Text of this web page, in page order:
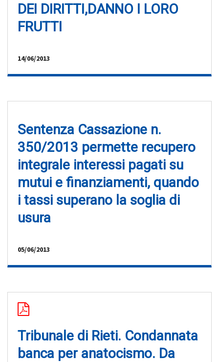
DEI DIRITTI,DANNO I LORO
FRUTTI
14/06/2013
Sentenza Cassazione n.
350/2013 permette recupero
integrale interessi pagati su
mutui e finanziamenti, quando
i tassi superano la soglia di
usura
05/06/2013
Tribunale di Rieti. Condannata
banca per anatocismo. Da